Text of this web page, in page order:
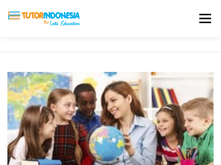
Menu
BIAYA LES TESTIMONI PROFIL ALUMNI
BLOG DAFTAR SEKOLAH